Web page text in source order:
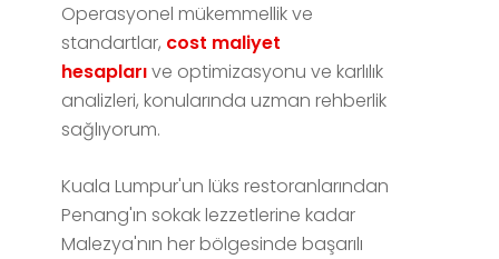
Operasyonel mükemmellik ve
standartlar, cost maliyet
hesaplarıve optimizasyonu ve karlılık
analizleri, konularında uzman rehberlik
sağlıyorum.
Kuala Lumpur'un lüks restoranlarından
Penang'ın sokak lezzetlerine kadar
Malezya'nın her bölgesinde başarılı